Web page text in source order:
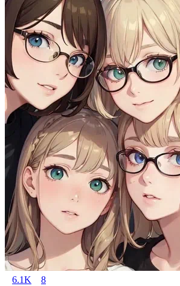
6.1K 8